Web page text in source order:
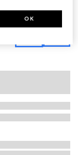
جلد باللون الأسود
OK